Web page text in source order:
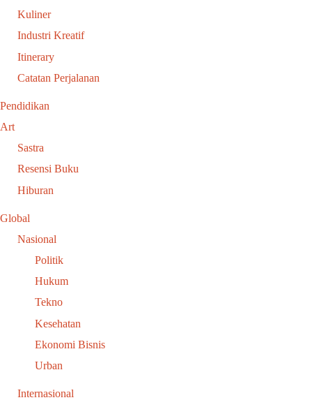
Kuliner
Industri Kreatif
Itinerary
Catatan Perjalanan
Pendidikan
Art
Sastra
Resensi Buku
Hiburan
Global
Nasional
Politik
Hukum
Tekno
Kesehatan
Ekonomi Bisnis
Urban
Internasional